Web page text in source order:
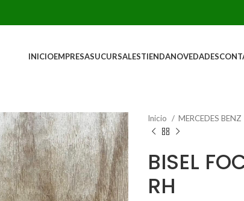
INICIOEMPRESASUCURSALESTIENDANOVEDADES
Inicio MERCEDES BENZ
BISEL
RH